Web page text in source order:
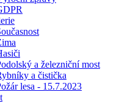
a železniční most
a čistička
lesa - 15.7.2023